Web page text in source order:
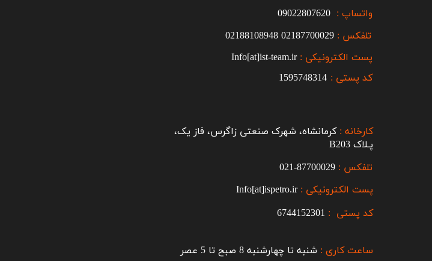
تلفکس : 02187700029
02188108948
پست الکترونیکی :Info[at]ist-team.ir
واتساپ :
کارخانه : کرمانشاه، شهرک صنعتی زاگرس، فاز یک،
پـلاک B203​​​​​​​
کد پستی : 1595748314
ساعت کاری : شنبه تا چهارشنبه 8 صبح تا 5 عصر
پست الکترونیکی :Info[at]ispetro.ir
تلفکس : 87700029-021​​​​​​​
کد پستی : 6744152301